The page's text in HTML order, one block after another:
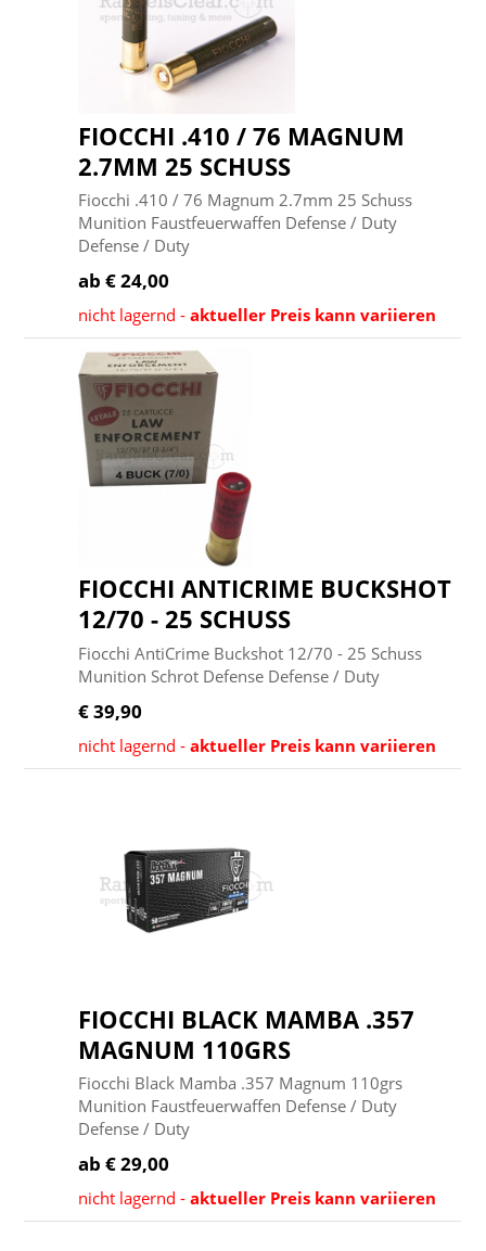
FIOCCHI .410 / 76 MAGNUM
2.7MM 25 SCHUSS
Fiocchi .410 / 76 Magnum 2.7mm 25 Schuss
Munition Faustfeuerwaffen Defense / Duty
Defense / Duty
ab € 24,00
nicht lagernd -aktueller Preis kann variieren
FIOCCHI ANTICRIME BUCKSHOT
12/70 - 25 SCHUSS
Fiocchi AntiCrime Buckshot 12/70 - 25 Schuss
Munition Schrot Defense Defense / Duty
€ 39,90
nicht lagernd -aktueller Preis kann variieren
FIOCCHI BLACK MAMBA .357
MAGNUM 110GRS
Fiocchi Black Mamba .357 Magnum 110grs
Munition Faustfeuerwaffen Defense / Duty
Defense / Duty
ab € 29,00
nicht lagernd -aktueller Preis kann variieren